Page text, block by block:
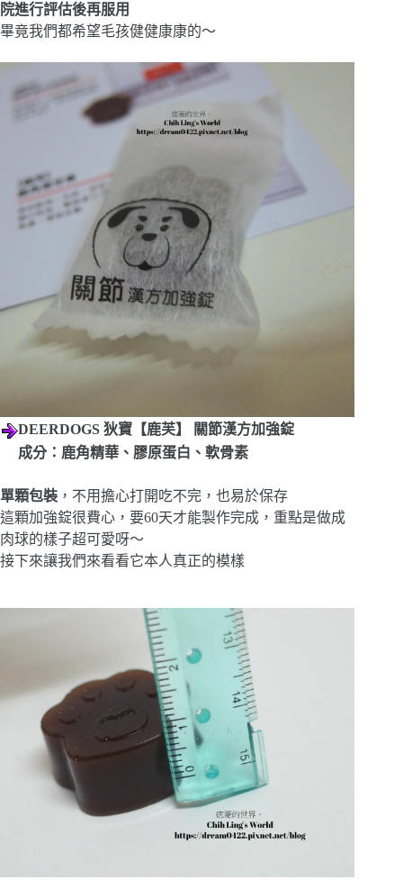
院進行評估後再服用
畢竟我們都希望毛孩健健康康的～
DEERDOGS 狄寶【鹿芙】 關節漢方加強錠
成分：鹿角精華、膠原蛋白、軟骨素
單顆包裝 ，不用擔心打開吃不完，也易於保存
這顆加強錠很費心，要60天才能製作完成，重點是做成
肉球的樣子超可愛呀～
接下來讓我們來看看它本人真正的模樣